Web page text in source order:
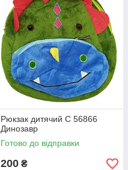
Рюкзак дитячий C 56866
Динозавр
Готово до відправки
200 ₴